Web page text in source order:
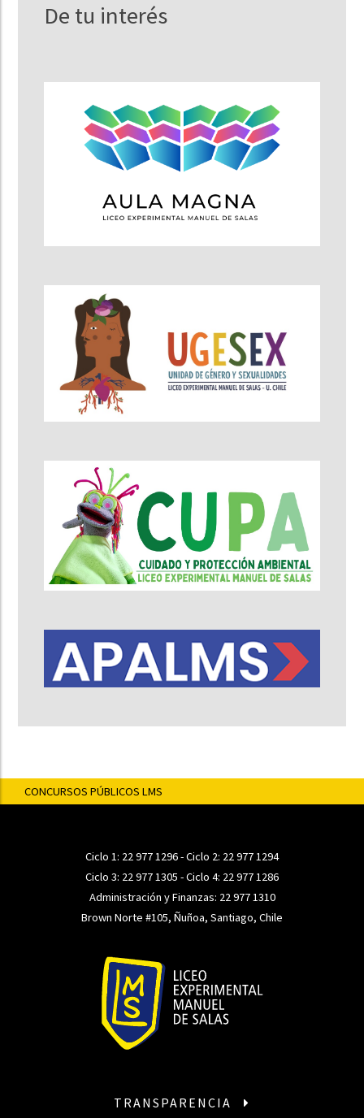
De tu interés
CONCURSOS PÚBLICOS LMS
Ciclo 1: 22 977 1296- Ciclo 2: 22 977 1294
Ciclo 3: 22 977 1305 - Ciclo 4: 22 977 1286
Administración y Finanzas: 22 977 1310
Brown Norte #105, Ñuñoa, Santiago, Chile
TRANSPARENCIA